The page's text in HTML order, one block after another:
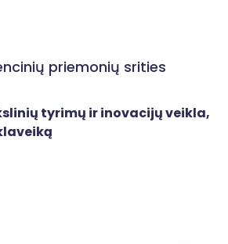
priemonių srities
tyrimų ir inovacijų veikla,